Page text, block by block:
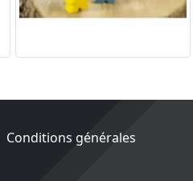
Conditions générales